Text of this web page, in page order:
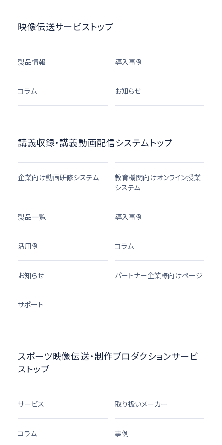
映像伝送サービストップ
製品情報 導入事例
コラム お知らせ
講義収録・講義動画配信システムトップ
企業向け動画研修システム
教育機関向けオンライン授業
システム
製品一覧 導入事例
活用例 コラム
お知らせ パートナー企業様向けページ
サポート
スポーツ映像伝送・制作プロダクションサービ
ストップ
サービス 取り扱いメーカー
コラム 事例